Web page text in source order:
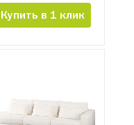
Купить в 1 клик